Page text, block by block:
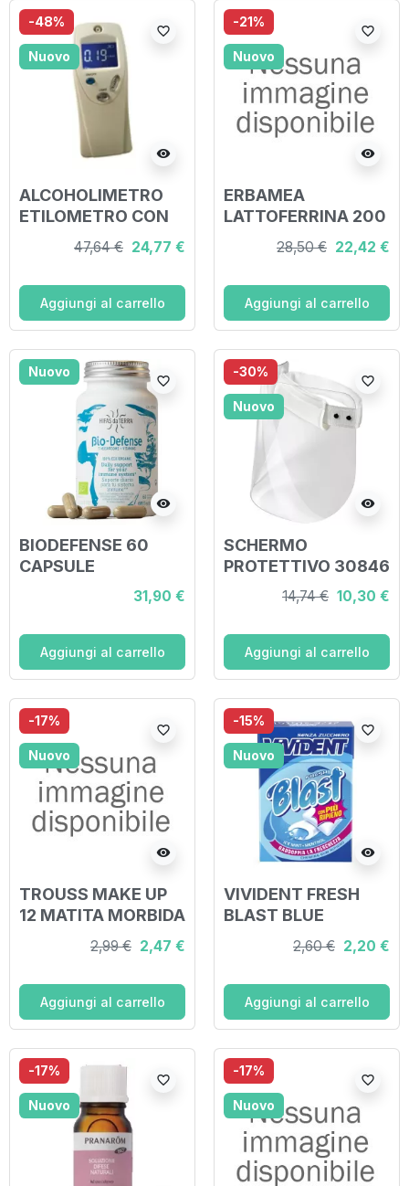
-48%
Nuovo
visibility
favorite_border
ALCOHOLIMETRO
ETILOMETRO CON
DISPLAY
47,64 € 24,77 €
Aggiungi al carrello
-21%
Nuovo
visibility
favorite_border
ERBAMEA
LATTOFERRINA 200
MG 30 CAPSULE
VEGETALI
28,50 € 22,42 €
Aggiungi al carrello
Nuovo
visibility
favorite_border
BIODEFENSE 60
CAPSULE
31,90 €
Aggiungi al carrello
-30%
Nuovo
visibility
favorite_border
SCHERMO
PROTETTIVO 30846
14,74 € 10,30 €
Aggiungi al carrello
-17%
Nuovo
visibility
favorite_border
TROUSS MAKE UP
12 MATITA MORBIDA
NERA KAJAL
2,99 € 2,47 €
Aggiungi al carrello
-15%
Nuovo
visibility
favorite_border
VIVIDENT FRESH
BLAST BLUE
2,60 € 2,20 €
Aggiungi al carrello
-17%
Nuovo
favorite_border
-17%
Nuovo
favorite_border